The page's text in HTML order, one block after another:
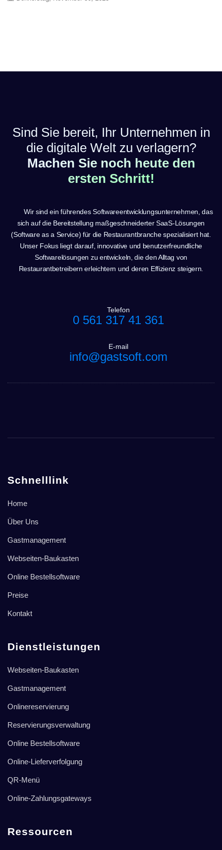
Sind Sie bereit, Ihr Unternehmen in
die digitale Welt zu verlagern?
Machen Sie noch heute den
ersten Schritt!
Wir sind ein führendes Softwareentwicklungsunternehmen, das
sich auf die Bereitstellung maßgeschneiderter SaaS-Lösungen
(Software as a Service) für die Restaurantbranche spezialisiert hat.
Unser Fokus liegt darauf, innovative und benutzerfreundliche
Softwarelösungen zu entwickeln, die den Alltag von
Restaurantbetreibern erleichtern und deren Effizienz steigern.
Telefon
0 561 317 41 361
E-mail
info@gastsoft.com
Schnelllink
Home
Über Uns
Gastmanagement
Webseiten-Baukasten
Online Bestellsoftware
Preise
Kontakt
Dienstleistungen
Webseiten-Baukasten
Gastmanagement
Onlinereservierung
Reservierungsverwaltung
Online Bestellsoftware
Online-Lieferverfolgung
QR-Menü
Online-Zahlungsgateways
Ressourcen